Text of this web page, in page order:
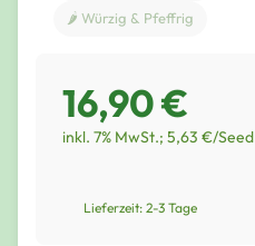
🌶️ Würzig & Pfeffrig
16,90 €
inkl. 7% MwSt.; 5,63 €/Seed
Lieferzeit: 2-3 Tage